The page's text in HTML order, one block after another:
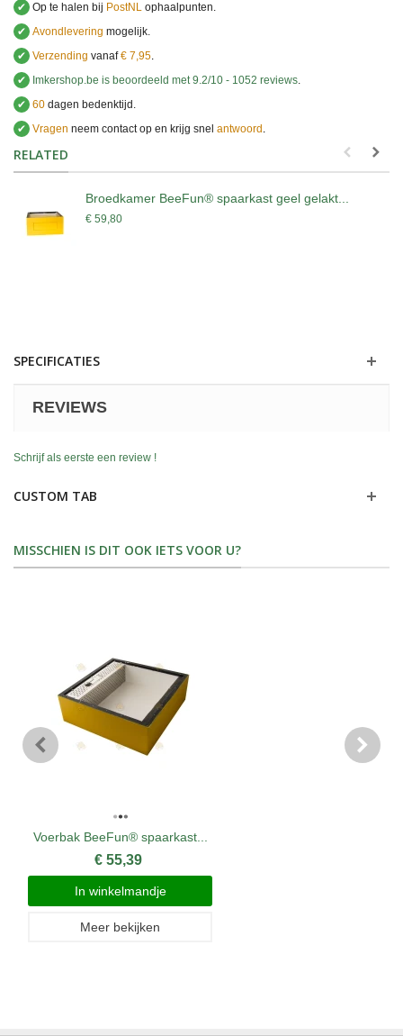
✔ Op te halen bij PostNL ophaalpunten.
✔ Avondlevering mogelijk.
✔ Verzending vanaf€ 7,95.
✔
Imkershop.be is beoordeeld met9.2/10 - 1052 reviews.
✔ 60 dagen bedenktijd.
✔ Vragen neem contact op en krijg snel antwoord .
RELATED
Broedkamer BeeFun® spaarkast geel gelakt...
€ 59,80
SPECIFICATIES
REVIEWS
Schrijf als eerste een review !
CUSTOM TAB
MISSCHIEN IS DIT OOK IETS VOOR U?
Voerbak BeeFun® spaarkast...
€ 55,39
In winkelmandje
Meer bekijken